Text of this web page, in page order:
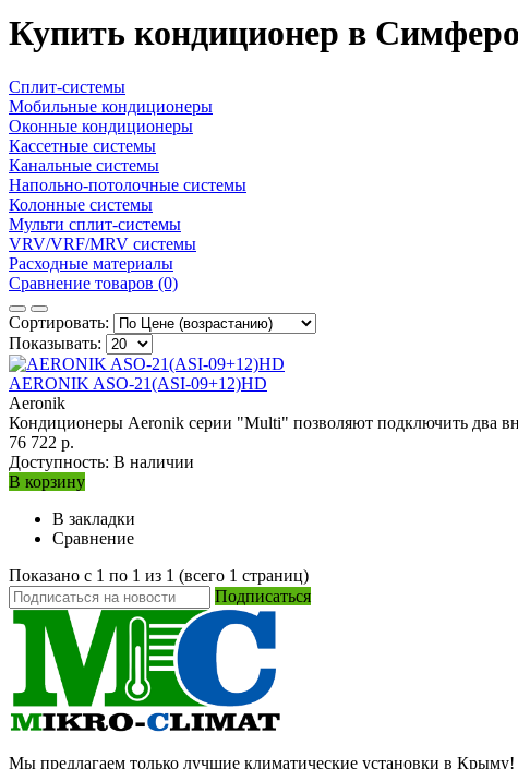
Купить кондиционер в
Сплит-системы
Мобильные кондиционеры
Оконные кондиционеры
Кассетные системы
Канальные системы
Напольно-потолочные системы
Колонные системы
Мульти сплит-системы
VRV/VRF/MRV системы
Расходные материалы
Сравнение товаров (0)
Сортировать:
Показывать:
AERONIK ASO-21(ASI-09+12)HD
Aeronik
Кондиционеры Aeronik серии "Multi" позволяют подключить два
76 722 р.
Доступность: В наличии
В корзину
В закладки
Сравнение
Показано с 1 по 1 из 1 (всего 1 страниц)
Подписаться
Мы предлагаем только лучшие климатические установки в Крыму!